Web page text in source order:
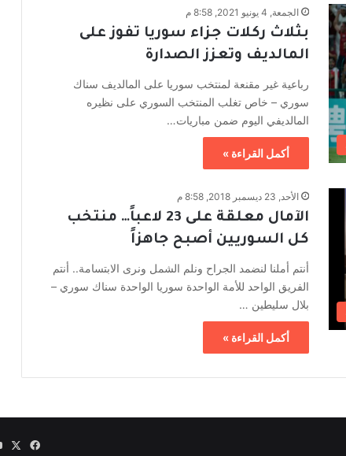
الجمعة, 4 يونيو 2021, 8:58 م
بثلاث ركلات جزاء سوريا تفوز على
المالديف وتعزز الصدارة
رباعية غير مقنعة لمنتخب سوريا على المالديف سناك
سوري – خاص تغلب المنتخب السوري على نظيره
المالديفي اليوم ضمن مباريات…
أكمل القراءة »
الأحد, 23 ديسمبر 2018, 8:58 م
الآمال معلقة على 23 لاعباً… منتخب
كل السوريين أصبح جاهزاً
أنتم أملنا لنضمد الجراح ونلم الشمل ونرى الابتسامة.. أنتم
الفريق الواحد للأمة الواحدة سوريا الواحدة سناك سوري –
بلال سليطين …
أكمل القراءة »